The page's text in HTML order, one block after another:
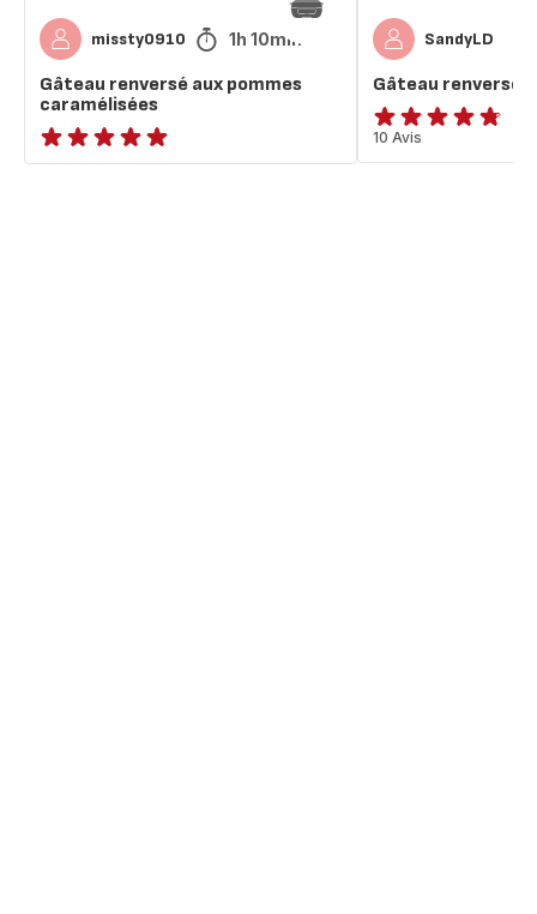
missty0910 1h 10min
Gâteau renversé aux pommes
caramélisées
ratings.NaN
SandyLD
Gâteau renversé
ratings.4.7
10 Avis